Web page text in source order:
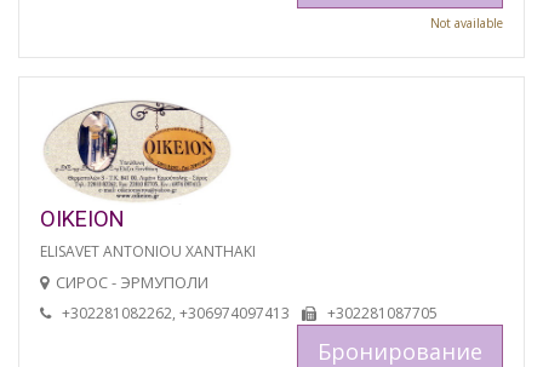
Not available
OIKEION
ELISAVET ANTONIOU XANTHAKI
СИРОС - ЭРМУПОЛИ
+302281082262, +306974097413 +302281087705
Бронирование